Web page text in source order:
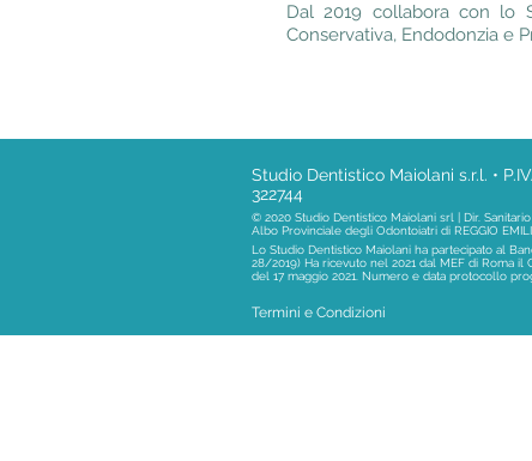
Dal 2019 collabora con lo
Conservativa, Endodonzia e
Studio Dentistico Maiolani s.r.l. •
322744
© 2020 Studio Dentistico Maiolani srl | Dir.
Albo Provinciale degli Odontoiatri di REGGIO
Lo Studio Dentistico Maiolani ha partecipato al
28/2019) Ha ricevuto nel 2021 dal MEF di Roma il
del 17 maggio 2021. Numero e data protocollo
Termini e Condizioni